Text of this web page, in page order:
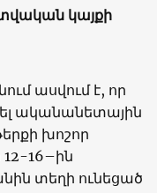
կայքի
ասվում է, որ
ականանետային
խոշոր
16–ին
տեղի ունեցած